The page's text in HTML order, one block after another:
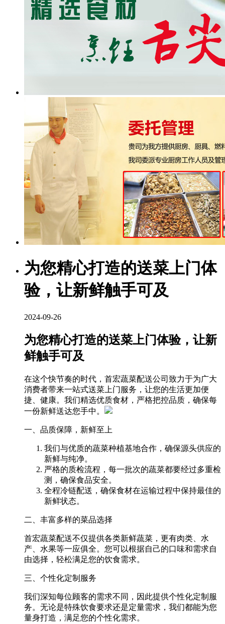
为您精心打造的送菜上门体
验，让新鲜触手可及
2024-09-26
为您精心打造的送菜上门体验，让新
鲜触手可及
在这个快节奏的时代，首宏蔬菜配送公司致力于为广大
消费者带来一站式送菜上门服务，让您的生活更加便
捷、健康。我们精选优质食材，严格把控品质，确保每
一份新鲜送达您手中。
一、品质保障，新鲜至上
我们与优质的蔬菜种植基地合作，确保源头供应的
新鲜与纯净。
严格的质检流程，每一批次的蔬菜都要经过多重检
测，确保食品安全。
全程冷链配送，确保食材在运输过程中保持最佳的
新鲜状态。
二、丰富多样的菜品选择
首宏蔬菜配送不仅提供各类新鲜蔬菜，更有肉类、水
产、水果等一应俱全。您可以根据自己的口味和需求自
由选择，轻松满足您的饮食需求。
三、个性化定制服务
我们深知每位顾客的需求不同，因此提供个性化定制服
务。无论是特殊饮食要求还是定量需求，我们都能为您
量身打造，满足您的个性化需求。